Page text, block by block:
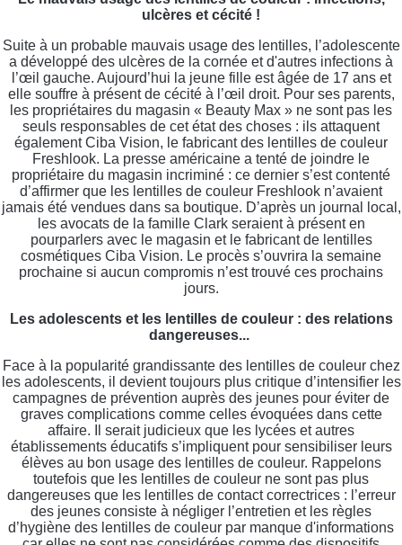
ulcères et cécité !
Suite à un probable mauvais usage des lentilles, l’adolescente
a développé des ulcères de la cornée et d'autres infections à
l’œil gauche. Aujourd’hui la jeune fille est âgée de 17 ans et
elle souffre à présent de cécité à l’œil droit. Pour ses parents,
les propriétaires du magasin « Beauty Max » ne sont pas les
seuls responsables de cet état des choses : ils attaquent
également Ciba Vision, le fabricant des lentilles de couleur
Freshlook. La presse américaine a tenté de joindre le
propriétaire du magasin incriminé : ce dernier s’est contenté
d’affirmer que les lentilles de couleur Freshlook n’avaient
jamais été vendues dans sa boutique. D’après un journal local,
les avocats de la famille Clark seraient à présent en
pourparlers avec le magasin et le fabricant de lentilles
cosmétiques Ciba Vision. Le procès s’ouvrira la semaine
prochaine si aucun compromis n’est trouvé ces prochains
jours.
Les adolescents et les lentilles de couleur : des relations
dangereuses...
Face à la popularité grandissante des lentilles de couleur chez
les adolescents, il devient toujours plus critique d’intensifier les
campagnes de prévention auprès des jeunes pour éviter de
graves complications comme celles évoquées dans cette
affaire. Il serait judicieux que les lycées et autres
établissements éducatifs s’impliquent pour sensibiliser leurs
élèves au bon usage des lentilles de couleur. Rappelons
toutefois que les lentilles de couleur ne sont pas plus
dangereuses que les lentilles de contact correctrices : l’erreur
des jeunes consiste à négliger l’entretien et les règles
d’hygiène des lentilles de couleur par manque d'informations